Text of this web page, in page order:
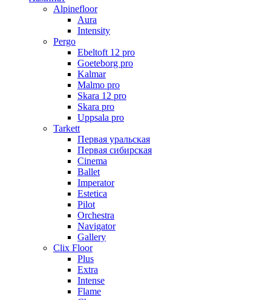
Alpinefloor
Aura
Intensity
Pergo
Ebeltoft 12 pro
Goeteborg pro
Kalmar
Malmo pro
Skara 12 pro
Skara pro
Uppsala pro
Tarkett
Первая уральская
Первая сибирская
Cinema
Ballet
Imperator
Estetica
Pilot
Orchestra
Navigator
Gallery
Clix Floor
Plus
Extra
Intense
Flame